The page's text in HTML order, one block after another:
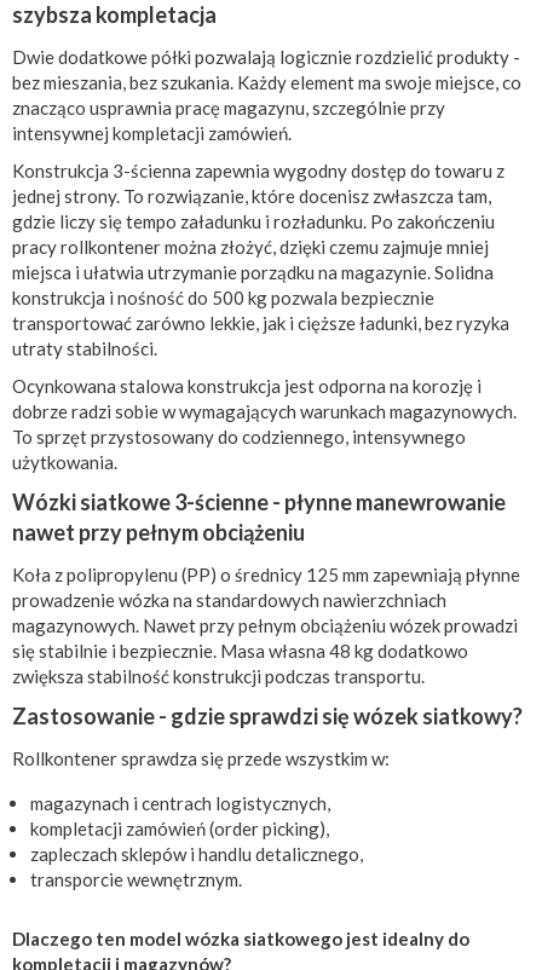
szybsza kompletacja
Dwie dodatkowe półki pozwalają logicznie rozdzielić produkty -
bez mieszania, bez szukania. Każdy element ma swoje miejsce, co
znacząco usprawnia pracę magazynu, szczególnie przy
intensywnej kompletacji zamówień.
Konstrukcja 3-ścienna zapewnia wygodny dostęp do towaru z
jednej strony. To rozwiązanie, które docenisz zwłaszcza tam,
gdzie liczy się tempo załadunku i rozładunku. Po zakończeniu
pracy rollkontener można złożyć, dzięki czemu zajmuje mniej
miejsca i ułatwia utrzymanie porządku na magazynie. Solidna
konstrukcja i nośność do 500 kg pozwala bezpiecznie
transportować zarówno lekkie, jak i cięższe ładunki, bez ryzyka
utraty stabilności.
Ocynkowana stalowa konstrukcja jest odporna na korozję i
dobrze radzi sobie w wymagających warunkach magazynowych.
To sprzęt przystosowany do codziennego, intensywnego
użytkowania.
Wózki siatkowe 3-ścienne - płynne manewrowanie
nawet przy pełnym obciążeniu
Koła z polipropylenu (PP) o średnicy 125 mm zapewniają płynne
prowadzenie wózka na standardowych nawierzchniach
magazynowych. Nawet przy pełnym obciążeniu wózek prowadzi
się stabilnie i bezpiecznie. Masa własna 48 kg dodatkowo
zwiększa stabilność konstrukcji podczas transportu.
Zastosowanie - gdzie sprawdzi się wózek siatkowy?
Rollkontener sprawdza się przede wszystkim w:
magazynach i centrach logistycznych,
kompletacji zamówień (order picking),
zapleczach sklepów i handlu detalicznego,
transporcie wewnętrznym.
Dlaczego ten model wózka siatkowego jest idealny do
kompletacji i magazynów?